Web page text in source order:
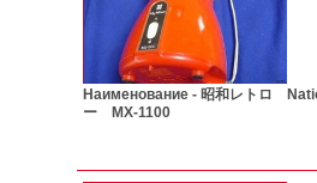
Наименование - 昭和レトロ
ー MX-1100